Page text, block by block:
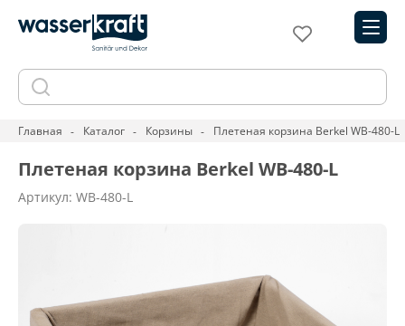
Главная Каталог Корзины Плетеная корзина Berkel WB-480-L
Плетеная корзина Berkel WB-480-L
Артикул: WB-480-L